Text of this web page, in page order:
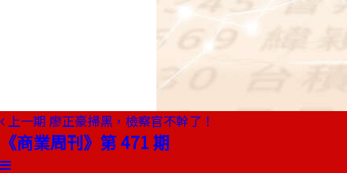
上一期 廖正豪掃黑，檢察官不幹了！
《商業周刊》第 471 期